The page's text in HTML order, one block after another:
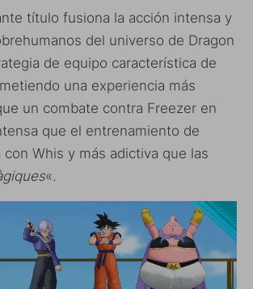
título fusiona la acción intensa y
del universo de Dragon
de equipo característica de
una experiencia más
un combate contra Freezer en
que el entrenamiento de
con Whis y más adictiva que las
«.